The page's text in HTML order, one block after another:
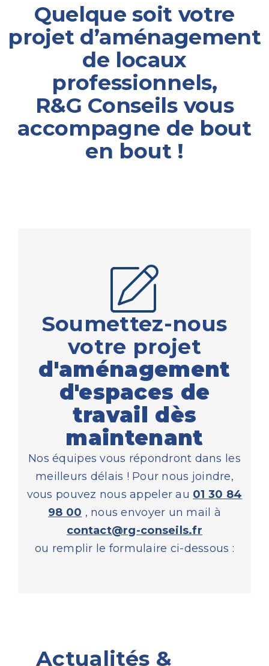
Quelque soit votre
projet d’aménagement
de locaux
professionnels,
R&G Conseils vous
accompagne de bout
en bout !
Soumettez-nous
votre projet
d'aménagement
d'espaces de
travail dès
maintenant
Nos équipes vous répondront dans les
meilleurs délais ! Pour nous joindre,
vous pouvez nous appeler au 01 30 84
98 00 , nous envoyer un mail à
contact@rg-conseils.fr
ou remplir le formulaire ci-dessous :
Actualités &